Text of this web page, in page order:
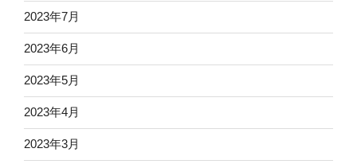
2023年7月
2023年6月
2023年5月
2023年4月
2023年3月